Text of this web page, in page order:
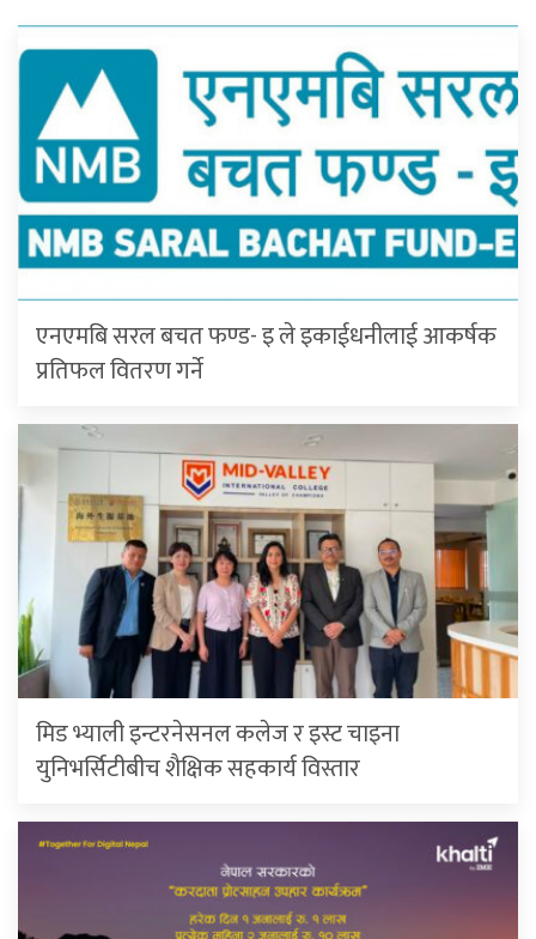
एनएमबि सरल बचत फण्ड- इ ले इकाईधनीलाई आकर्षक
प्रतिफल वितरण गर्ने
मिड भ्याली इन्टरनेसनल कलेज र इस्ट चाइना
युनिभर्सिटीबीच शैक्षिक सहकार्य विस्तार